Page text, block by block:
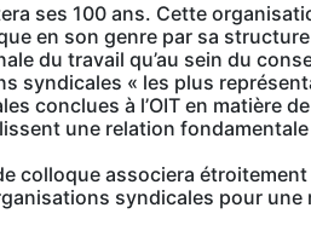
ses 100 ans. Cette
en son genre par sa
du travail qu’au sein du
syndicales « les plus
conclues à l’OIT en matière
une relation
colloque associera
syndicales pour une